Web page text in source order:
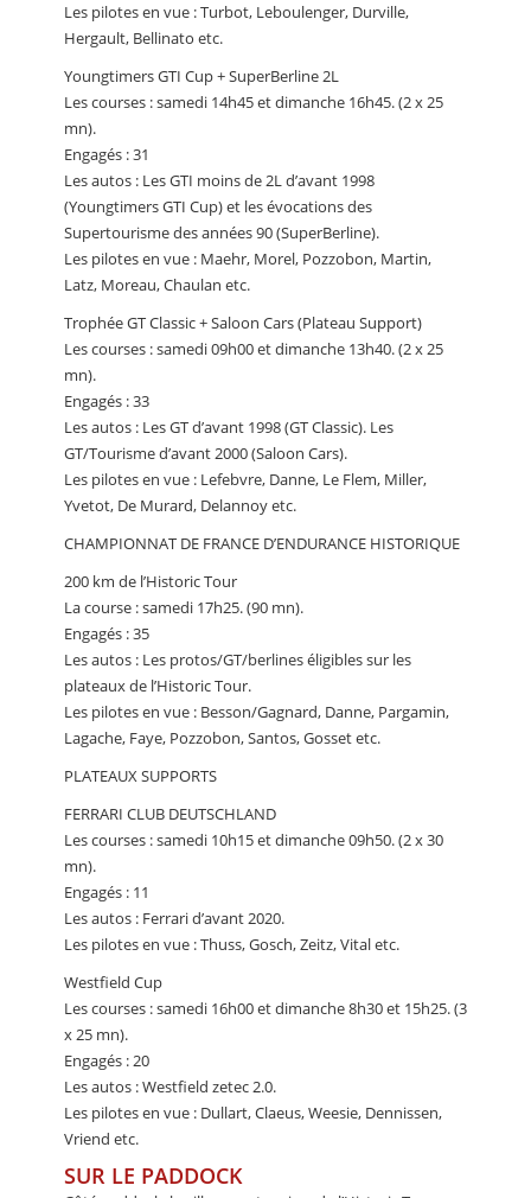
Les pilotes en vue : Turbot, Leboulenger, Durville,
Hergault, Bellinato etc.
Youngtimers GTI Cup + SuperBerline 2L
Les courses : samedi 14h45 et dimanche 16h45. (2 x 25
mn).
Engagés : 31
Les autos : Les GTI moins de 2L d’avant 1998
(Youngtimers GTI Cup) et les évocations des
Supertourisme des années 90 (SuperBerline).
Les pilotes en vue : Maehr, Morel, Pozzobon, Martin,
Latz, Moreau, Chaulan etc.
Trophée GT Classic + Saloon Cars (Plateau Support)
Les courses : samedi 09h00 et dimanche 13h40. (2 x 25
mn).
Engagés : 33
Les autos : Les GT d’avant 1998 (GT Classic). Les
GT/Tourisme d’avant 2000 (Saloon Cars).
Les pilotes en vue : Lefebvre, Danne, Le Flem, Miller,
Yvetot, De Murard, Delannoy etc.
CHAMPIONNAT DE FRANCE D’ENDURANCE HISTORIQUE
200 km de l’Historic Tour
La course : samedi 17h25. (90 mn).
Engagés : 35
Les autos : Les protos/GT/berlines éligibles sur les
plateaux de l’Historic Tour.
Les pilotes en vue : Besson/Gagnard, Danne, Pargamin,
Lagache, Faye, Pozzobon, Santos, Gosset etc.
PLATEAUX SUPPORTS
FERRARI CLUB DEUTSCHLAND
Les courses : samedi 10h15 et dimanche 09h50. (2 x 30
mn).
Engagés : 11
Les autos : Ferrari d’avant 2020.
Les pilotes en vue : Thuss, Gosch, Zeitz, Vital etc.
Westfield Cup
Les courses : samedi 16h00 et dimanche 8h30 et 15h25. (3
x 25 mn).
Engagés : 20
Les autos : Westfield zetec 2.0.
Les pilotes en vue : Dullart, Claeus, Weesie, Dennissen,
Vriend etc.
SUR LE PADDOCK